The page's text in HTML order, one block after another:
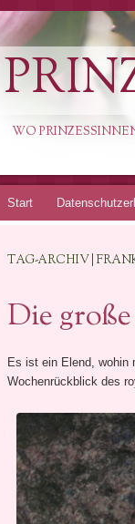
WO
Springe
Start
TAG-ARCHIV |
Die
Es ist ein Elend, wohin
Wochenrückblick des